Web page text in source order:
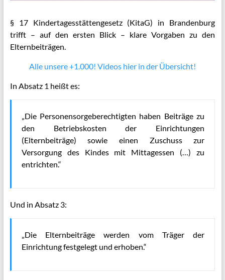
§ 17 Kindertagesstättengesetz (KitaG) in Brandenburg
trifft – auf den ersten Blick – klare Vorgaben zu den
Elternbeiträgen.
Alle unsere +1.000! Videos hier in der Übersicht!
In Absatz 1 heißt es:
„Die Personensorgeberechtigten haben Beiträge zu
den Betriebskosten der Einrichtungen
(Elternbeiträge) sowie einen Zuschuss zur
Versorgung des Kindes mit Mittagessen (…) zu
entrichten.“
Und in Absatz 3:
„Die Elternbeiträge werden vom Träger der
Einrichtung festgelegt und erhoben.“